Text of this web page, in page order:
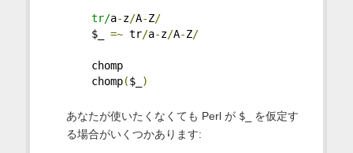
tr/a-z/A-Z/
$_ =~ tr/a-z/A-Z/
chomp
chomp($_ )
あなたが使いたくなくても Perl が $_
を仮定す
る場合がいくつかあります: